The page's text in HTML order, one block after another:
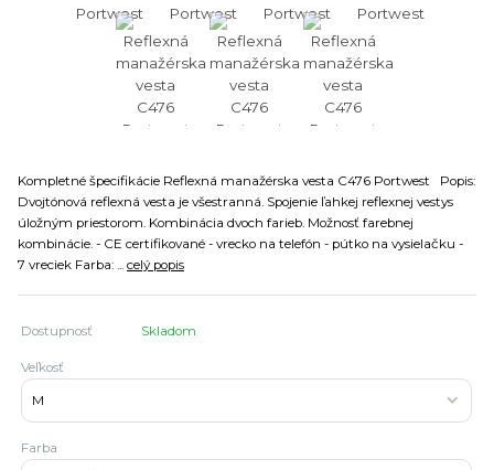
Kompletné špecifikácie Reflexná manažérska vesta C476 Portwest Popis:
Dvojtónová reflexná vesta je všestranná. Spojenie ľahkej reflexnej vestys
úložným priestorom. Kombinácia dvoch farieb. Možnosť farebnej
kombinácie. - CE certifikované - vrecko na telefón - pútko na vysielačku -
7 vreciek Farba: ... celý popis
Dostupnosť Skladom
Veľkosť
Farba